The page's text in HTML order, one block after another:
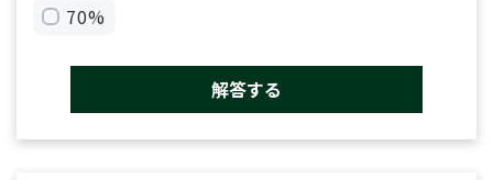
70%
解答する